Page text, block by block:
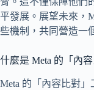
平發展。展望未來，
些機制，共同營造一
什麼是 Meta 的「內
Meta 的「內容比對